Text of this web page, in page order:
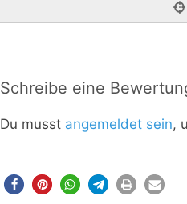
Schreibe eine
Du musst angemeldet sein,